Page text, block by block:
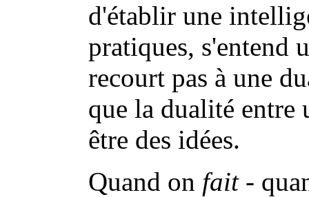
d'établir une
pratiques, s'entend
recourt pas à une
que la dualité entre
être des idées.
Quand on fait-